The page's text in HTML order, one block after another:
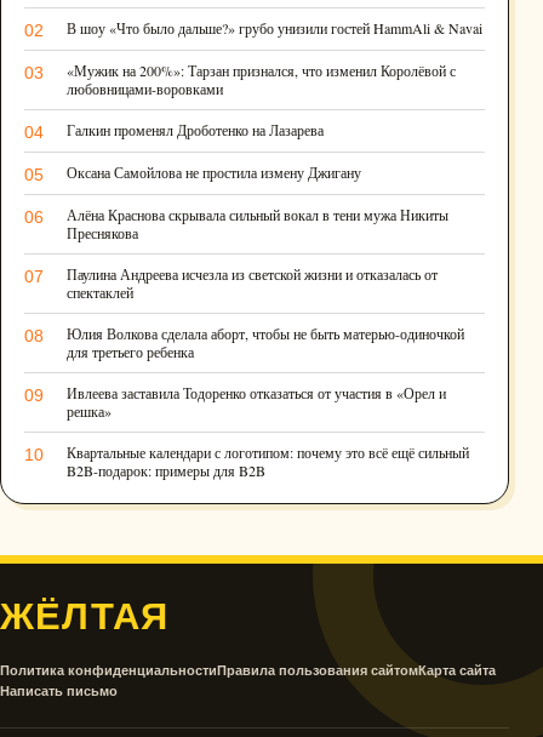
02 В шоу «Что было дальше?» грубо унизили гостей HammAli & Navai
03
«Мужик на 200%»: Тарзан признался, что изменил Королёвой с
любовницами-воровками
04 Галкин променял Дроботенко на Лазарева
05 Оксана Самойлова не простила измену Джигану
06
Алёна Краснова скрывала сильный вокал в тени мужа Никиты
Преснякова
07
Паулина Андреева исчезла из светской жизни и отказалась от
спектаклей
08
Юлия Волкова сделала аборт, чтобы не быть матерью-одиночкой
для третьего ребенка
09
Ивлеева заставила Тодоренко отказаться от участия в «Орел и
решка»
10
Квартальные календари с логотипом: почему это всё ещё сильный
B2B-подарок: примеры для B2B
ЖЁЛТАЯ
Политика конфиденциальностиПравила пользования сайтомКарта сайта
Написать письмо